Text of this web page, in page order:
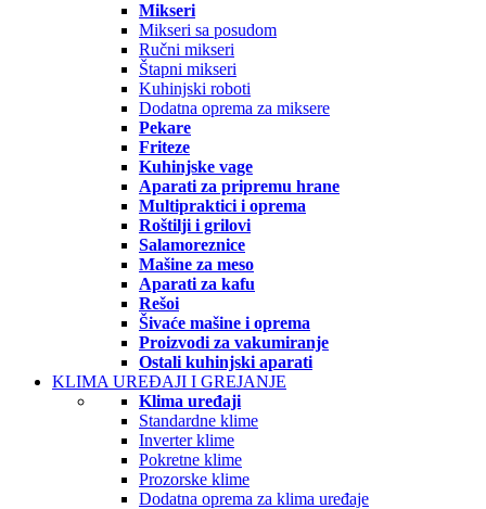
Mikseri
Mikseri sa posudom
Ručni mikseri
Štapni mikseri
Kuhinjski roboti
Dodatna oprema za miksere
Pekare
Friteze
Kuhinjske vage
Aparati za pripremu hrane
Multipraktici i oprema
Roštilji i grilovi
Salamoreznice
Mašine za meso
Aparati za kafu
Rešoi
Šivaće mašine i oprema
Proizvodi za vakumiranje
Ostali kuhinjski aparati
KLIMA UREĐAJI I GREJANJE
Klima uređaji
Standardne klime
Inverter klime
Pokretne klime
Prozorske klime
Dodatna oprema za klima uređaje